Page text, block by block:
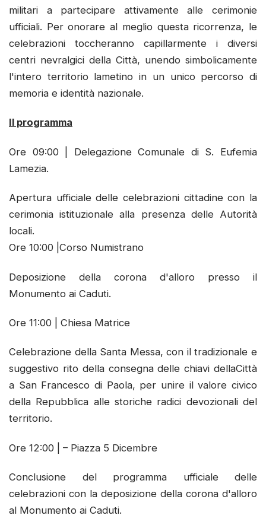
militari a partecipare attivamente alle cerimonie
ufficiali. Per onorare al meglio questa ricorrenza, le
celebrazioni toccheranno capillarmente i diversi
centri nevralgici della Città, unendo simbolicamente
l'intero territorio lametino in un unico percorso di
memoria e identità nazionale.
Il programma
Ore 09:00 | Delegazione Comunale di S. Eufemia
Lamezia.
Apertura ufficiale delle celebrazioni cittadine con la
cerimonia istituzionale alla presenza delle Autorità
locali.
Ore 10:00 |Corso Numistrano
Deposizione della corona d'alloro presso il
Monumento ai Caduti.
Ore 11:00 | Chiesa Matrice
Celebrazione della Santa Messa, con il tradizionale e
suggestivo rito della consegna delle chiavi dellaCittà
a San Francesco di Paola, per unire il valore civico
della Repubblica alle storiche radici devozionali del
territorio.
Ore 12:00 | – Piazza 5 Dicembre
Conclusione del programma ufficiale delle
celebrazioni con la deposizione della corona d'alloro
al Monumento ai Caduti.